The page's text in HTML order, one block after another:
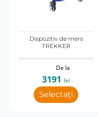
Dispozitiv de mers
TREKKER
De la
3191 lei
Selectați